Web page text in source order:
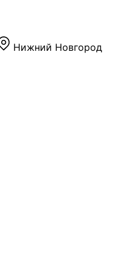
Нижний Новгород